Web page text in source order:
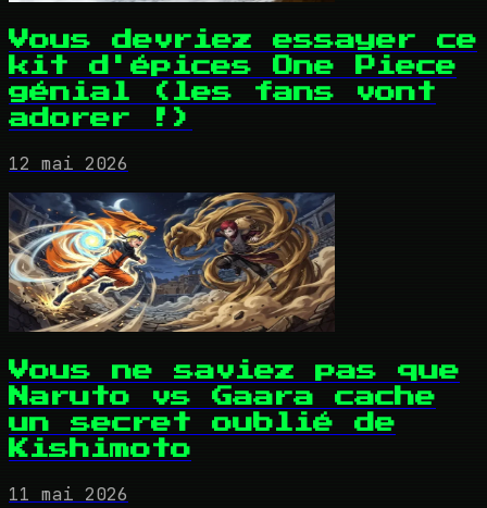
Vous devriez essayer ce
kit d'épices One Piece
génial (les fans vont
adorer !)
12 mai 2026
Vous ne saviez pas que
Naruto vs Gaara cache
un secret oublié de
Kishimoto
11 mai 2026